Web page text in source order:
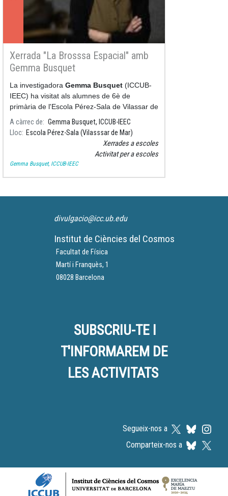
Xerrada "La Brosssa Espacial" amb
Gemma Busquet
La investigadora Gemma Busquet (ICCUB-
IEEC) ha visitat als alumnes de 6è de
primària de l'Escola Pérez-Sala de Vilassar de
Mar per a parlar sobre la Brossa Espacial i els
problemes
A càrrec de
Gemma Busquet, ICCUB-IEEC
Lloc Escola Pérez-Sala (Vilasssar de Mar)
Xerrades a escoles
Activitat per a escoles
Gemma Busquet, ICCUB-IEEC
divulgacio@icc.ub.edu
Institut de Ciències del Cosmos
Facultat de Física
Martí i Franquès, 1
08028 Barcelona
SUBSCRIU-TE I
T'INFORMAREM DE
LES ACTIVITATS
Segueix-nos a
Comparteix-nos a
Logos footer